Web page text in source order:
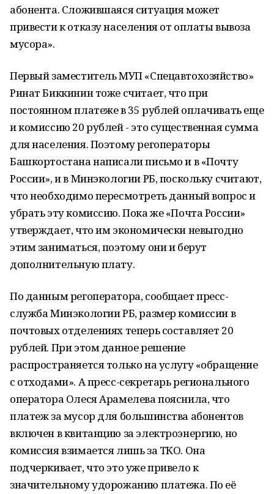
абонента. Сложившаяся ситуация может
привести к отказу населения от оплаты вывоза
мусора».
Первый заместитель МУП «Спецавтохозяйство»
Ринат Биккинин тоже считает, что при
постоянном платеже в 35 рублей оплачивать еще
и комиссию 20 рублей - это существенная сумма
для населения. Поэтому регоператоры
Башкортостана написали письмо и в «Почту
России», и в Минэкологии РБ, поскольку считают,
что необходимо пересмотреть данный вопрос и
убрать эту комиссию. Пока же «Почта России»
утверждает, что им экономически невыгодно
этим заниматься, поэтому они и берут
дополнительную плату.
По данным регоператора, сообщает пресс-
служба Минэкологии РБ, размер комиссии в
почтовых отделениях теперь составляет 20
рублей. При этом данное решение
распространяется только на услугу «обращение
с отходами». А пресс-секретарь регионального
оператора Олеся Арамелева пояснила, что
платеж за мусор для большинства абонентов
включен в квитанцию за электроэнергию, но
комиссия взимается лишь за ТКО. Она
подчеркивает, что это уже привело к
значительному удорожанию платежа. По её